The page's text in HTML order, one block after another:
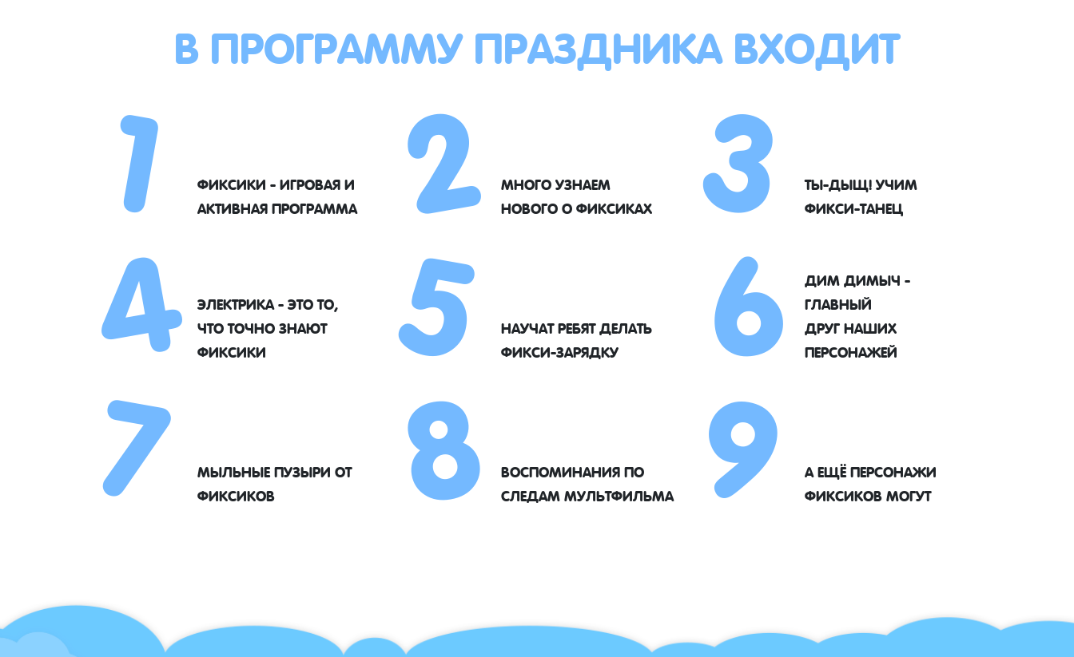
В ПРОГРАММУ ПРАЗДНИКА ВХОДИТ
1ФИКСИКИ - ИГРОВАЯ И
АКТИВНАЯ ПРОГРАММА
2МНОГО УЗНАЕМ
НОВОГО О ФИКСИКАХ
3ТЫ-ДЫЩ! УЧИМ
ФИКСИ-ТАНЕЦ
4ЭЛЕКТРИКА - ЭТО ТО,
ЧТО ТОЧНО ЗНАЮТ
ФИКСИКИ
5НАУЧАТ РЕБЯТ ДЕЛАТЬ
ФИКСИ-ЗАРЯДКУ
6ДИМ ДИМЫЧ -
ГЛАВНЫЙ
ДРУГ НАШИХ
ПЕРСОНАЖЕЙ
7МЫЛЬНЫЕ ПУЗЫРИ ОТ
ФИКСИКОВ
8ВОСПОМИНАНИЯ ПО
СЛЕДАМ МУЛЬТФИЛЬМА
9А ЕЩЁ ПЕРСОНАЖИ
ФИКСИКОВ МОГУТ